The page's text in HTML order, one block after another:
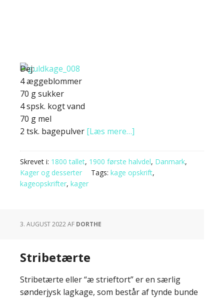
Dej:
4 æggeblommer
70 g sukker
4 spsk. kogt vand
70 g mel
2 tsk. bagepulver [Læs mere…]
Skrevet i: 1800 tallet, 1900 første halvdel, Danmark,
Kager og desserter
Tags: kage opskrift,
kageopskrifter, kager
3. AUGUST 2022AF DORTHE
Stribetærte
Stribetærte eller “æ strieftort” er en særlig
sønderjysk lagkage, som består af tynde bunde